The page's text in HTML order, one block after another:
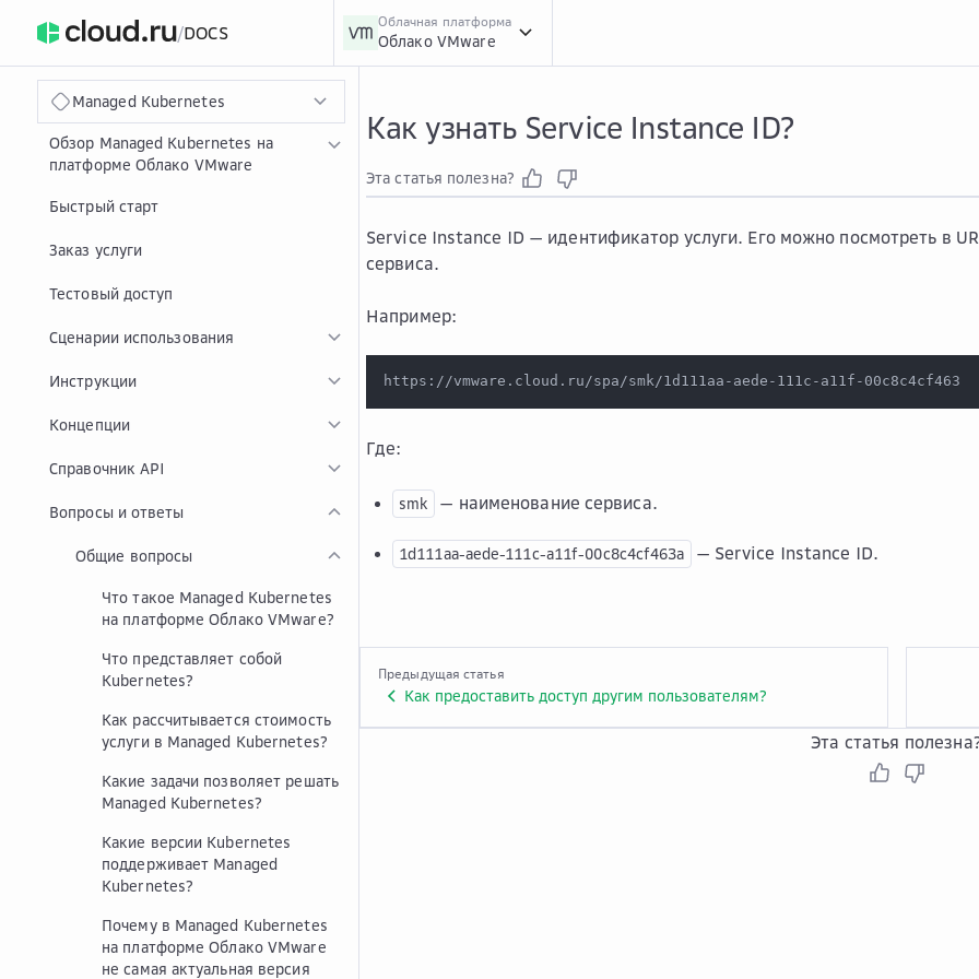
/DOCS
Облачная платформа
Облако VMware
Managed Kubernetes
Обзор Managed Kubernetes на
платформе Облако VMware
Быстрый старт
Заказ услуги
Тестовый доступ
Сценарии использования
Инструкции
Концепции
Справочник API
Вопросы и ответы
Общие вопросы
Что такое Managed Kubernetes
на платформе Облако VMware?
Что представляет собой
Kubernetes?
Как рассчитывается стоимость
услуги в Managed Kubernetes?
Какие задачи позволяет решать
Managed Kubernetes?
Какие версии Kubernetes
поддерживает Managed
Kubernetes?
Почему в Managed Kubernetes
на платформе Облако VMware
не самая актуальная версия
Как узнать Service Instance ID?
Эта статья полезна?
Service Instance ID — идентификатор услуги. Его можно посмотреть в
сервиса.
Например:
https://vmware.cloud.ru/spa/smk/1d111aa-aede-111c-a11f-00c8c4cf463
Где:
smk — наименование сервиса.
1d111aa-aede-111c-a11f-00c8c4cf463a — Service Instance ID.
Предыдущая статья
Как предоставить доступ другим пользователям?
Эта статья